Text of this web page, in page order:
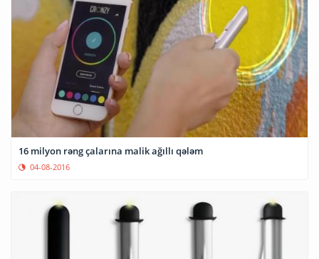
16 milyon rəng çalarına malik ağıllı qələm
04-08-2016